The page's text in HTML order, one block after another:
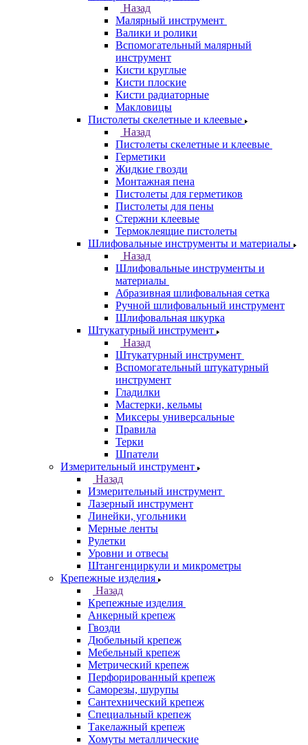
Назад
Малярный инструмент
Валики и ролики
Вспомогательный малярный
инструмент
Кисти круглые
Кисти плоские
Кисти радиаторные
Макловицы
Пистолеты скелетные и клеевые
Назад
Пистолеты скелетные и клеевые
Герметики
Жидкие гвозди
Монтажная пена
Пистолеты для герметиков
Пистолеты для пены
Стержни клеевые
Термоклеящие пистолеты
Шлифовальные инструменты и материалы
Назад
Шлифовальные инструменты и
материалы
Абразивная шлифовальная сетка
Ручной шлифовальный инструмент
Шлифовальная шкурка
Штукатурный инструмент
Назад
Штукатурный инструмент
Вспомогательный штукатурный
инструмент
Гладилки
Мастерки, кельмы
Миксеры универсальные
Правила
Терки
Шпатели
Измерительный инструмент
Назад
Измерительный инструмент
Лазерный инструмент
Линейки, угольники
Мерные ленты
Рулетки
Уровни и отвесы
Штангенциркули и микрометры
Крепежные изделия
Назад
Крепежные изделия
Анкерный крепеж
Гвозди
Дюбельный крепеж
Мебельный крепеж
Метрический крепеж
Перфорированный крепеж
Саморезы, шурупы
Сантехнический крепеж
Специальный крепеж
Такелажный крепеж
Хомуты металлические